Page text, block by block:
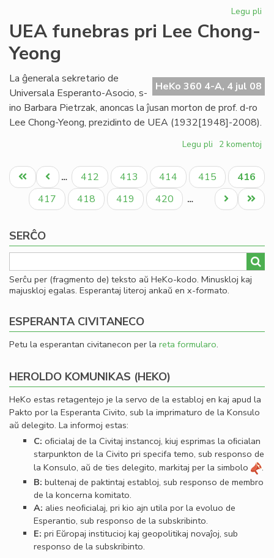
Legu pli
UEA funebras pri Lee Chong-
Yeong
HeKo 360 4-A, 4 jul 08
La ĝenerala sekretario de
Universala Esperanto-Asocio, s-
ino Barbara Pietrzak, anoncas la ĵusan morton de prof. d-ro
Lee Chong-Yeong, prezidinto de UEA (1932[1948]-2008).
Legu pli pri
funebras
pri
Lee
Chong-
2 komentoj
Pagination
Unua
paĝo
Antaŭa
paĝo
… Paĝo
412 Paĝo
413 Paĝo
414 Paĝo
415
Aktuala
paĝo
416
Paĝo
417 Paĝo
418 Paĝo
419 Paĝo
420 …
Last
page
Next
page
SERĈO
Serĉu per (fragmento de) teksto aŭ HeKo-kodo. Minuskloj kaj
majuskloj egalas. Esperantaj literoj ankaŭ en x-formato.
ESPERANTA CIVITANECO
Petu la esperantan civitanecon per la reta formularo.
HEROLDO KOMUNIKAS (HEKO)
HeKo estas retagentejo je la servo de la establoj en kaj apud la
Pakto por la Esperanta Civito, sub la imprimaturo de la Konsulo
aŭ delegito. La informoj estas:
C: oﬁcialaj de la Civitaj instancoj, kiuj esprimas la oﬁcialan
starpunkton de la Civito pri specifa temo, sub responso de
la Konsulo, aŭ de ties delegito, markitaj per la simbolo
.
B: bultenaj de paktintaj establoj, sub responso de membro
de la koncerna komitato.
A: alies neoﬁcialaj, pri kio ajn utila por la evoluo de
Esperantio, sub responso de la subskribinto.
E: pri Eŭropaj institucioj kaj geopolitikaj novaĵoj, sub
responso de la subskribinto.